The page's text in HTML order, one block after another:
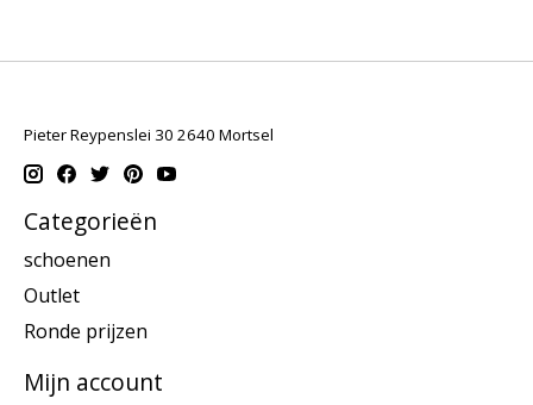
Pieter Reypenslei 30 2640 Mortsel
Categorieën
schoenen
Outlet
Ronde prijzen
Mijn account